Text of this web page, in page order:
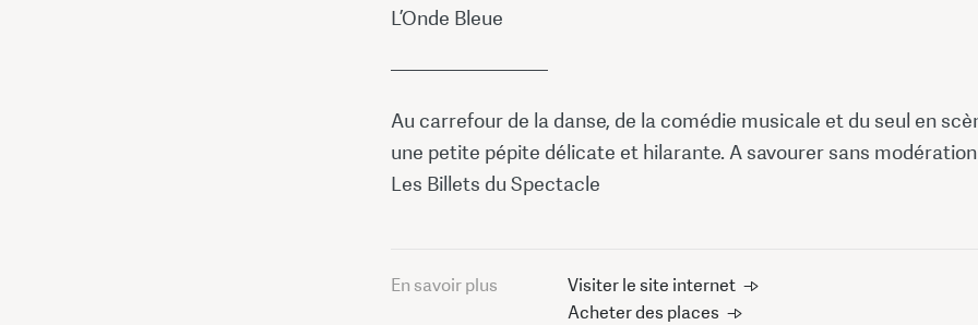
L’Onde Bleue
————————
Au carrefour de la danse, de la comédie musicale et du seul en
une petite pépite délicate et hilarante. A savourer sans
Les Billets du Spectacle
En savoir plus
Visiter le site internet
Acheter des places